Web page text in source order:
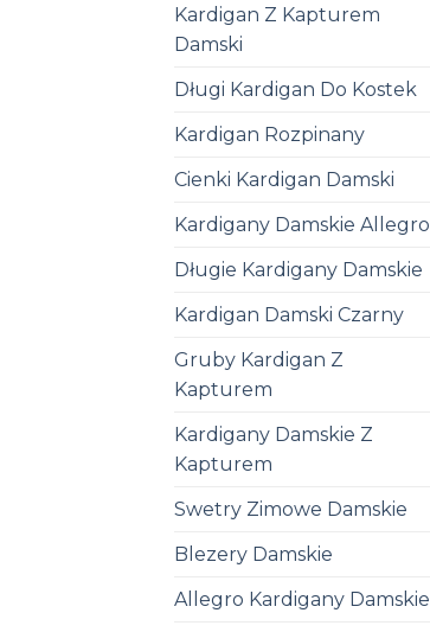
Kardigan Z Kapturem
Damski
Długi Kardigan Do Kostek
Kardigan Rozpinany
Cienki Kardigan Damski
Kardigany Damskie Allegro
Długie Kardigany Damskie
Kardigan Damski Czarny
Gruby Kardigan Z
Kapturem
Kardigany Damskie Z
Kapturem
Swetry Zimowe Damskie
Blezery Damskie
Allegro Kardigany Damskie